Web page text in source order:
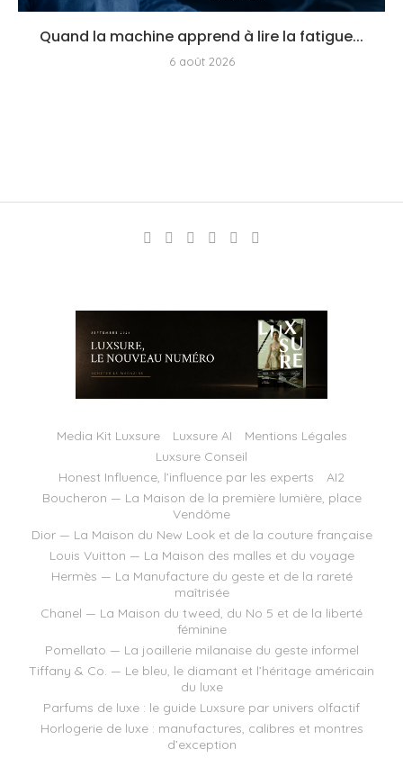
Quand la machine apprend à lire la fatigue...
6 août 2026
Media Kit Luxsure Luxsure AI
Mentions Légales
Luxsure Conseil
Honest Influence, l’influence par les experts
AI2
Boucheron — La Maison de la première lumière, place
Vendôme
Dior — La Maison du New Look et de la couture française
Louis Vuitton — La Maison des malles et du voyage
Hermès — La Manufacture du geste et de la rareté
maîtrisée
Chanel — La Maison du tweed, du No 5 et de la liberté
féminine
Pomellato — La joaillerie milanaise du geste informel
Tiffany & Co. — Le bleu, le diamant et l’héritage américain
du luxe
Parfums de luxe : le guide Luxsure par univers olfactif
Horlogerie de luxe : manufactures, calibres et montres
d’exception